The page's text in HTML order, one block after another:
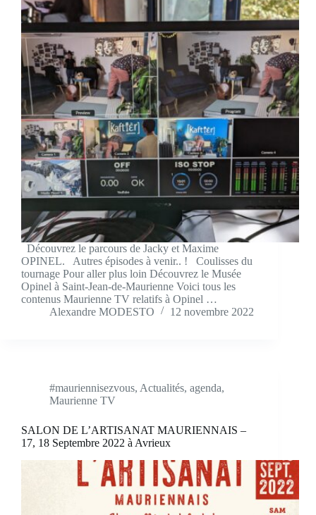
Découvrez le parcours de Jacky et Maxime
OPINEL. Autres épisodes à venir.. ! Coulisses du
tournage Pour aller plus loin Découvrez le Musée
Opinel à Saint-Jean-de-Maurienne Voici tous les
contenus Maurienne TV relatifs à Opinel …
Alexandre MODESTO
12 novembre 2022
#mauriennisezvous, Actualités, agenda,
Maurienne TV
SALON DE L’ARTISANAT MAURIENNAIS –
17, 18 Septembre 2022 à Avrieux